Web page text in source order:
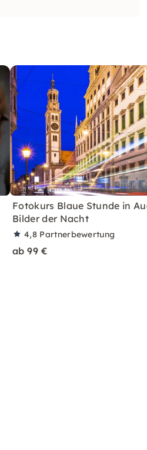
Fotokurs Blaue Stunde in
Bilder der Nacht
4,8 Partnerbewertung
ab 99 €